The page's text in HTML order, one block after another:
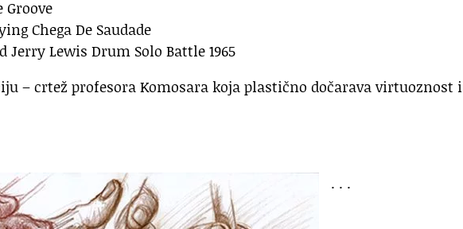
Groove
Chega De Saudade
Jerry Lewis Drum Solo Battle 1965
– crtež profesora Komosara koja plastično dočarava virtuoznost i
. . .